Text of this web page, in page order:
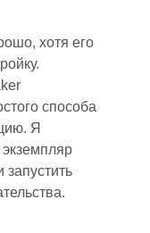
хотя его
способа
Я
экземпляр
запустить